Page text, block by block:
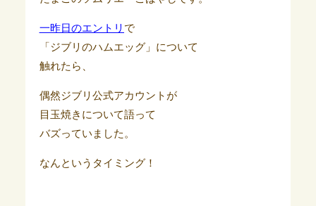
一昨日のエントリ で
「ジブリのハムエッグ」について
触れたら、
偶然ジブリ公式アカウントが
目玉焼きについて語って
バズっていました。
なんというタイミング！